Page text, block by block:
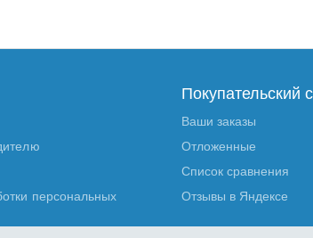
персональных
Покупательский
Ваши заказы
Отложенные
Список сравнения
Отзывы в Яндексе